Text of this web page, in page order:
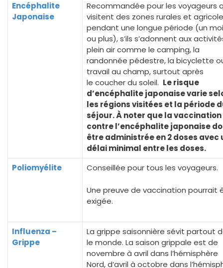
Encéphalite
Japonaise
Recommandée pour les voyageurs
visitent des zones rurales et
pendant une longue période (un
ou plus), s’ils s’adonnent aux
plein air comme le camping, la
randonnée pédestre, la bicyclette
travail au champ, surtout après
le coucher du soleil. Le risque
d’encéphalite japonaise varie
les régions visitées et la période
séjour. À noter que la vaccination
contre l’encéphalite japonaise
être administrée en 2 doses avec
délai minimal entre les doses.
Poliomyélite
Conseillée pour tous les voyageurs.
Une preuve de vaccination pourrait
exigée.
Influenza –
Grippe
La grippe saisonnière sévit partout
le monde. La saison grippale est de
novembre à avril dans l’hémisphère
Nord, d’avril à octobre dans